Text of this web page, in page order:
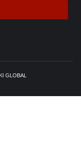
GLOBAL